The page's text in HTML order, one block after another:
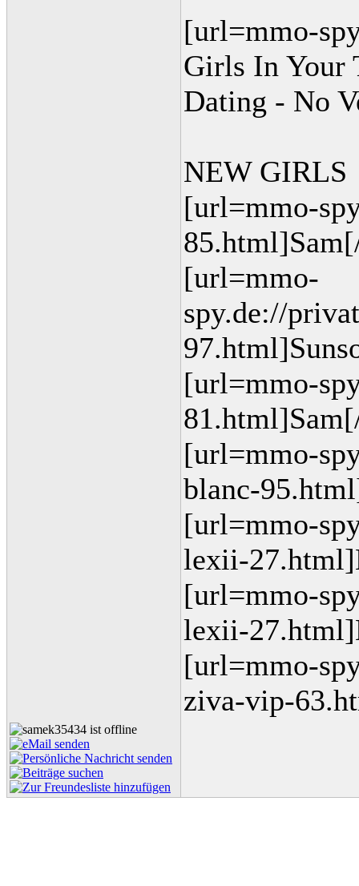
[url=mmo-
Girls In Your
Dating - No
NEW GIRLS
[url=mmo-
[url=mmo-
spy.de://
[url=mmo-
[url=mmo-
blanc-
[url=mmo-
lexii-
[url=mmo-
lexii-
[url=mmo-
ziva-vip-